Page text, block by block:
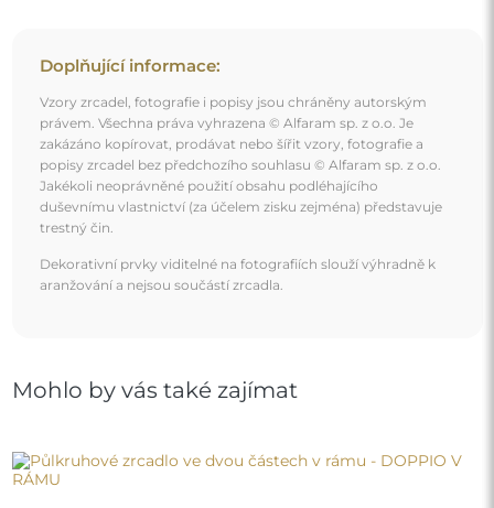
Doplňující informace:
Vzory zrcadel, fotografie i popisy jsou chráněny autorským
právem. Všechna práva vyhrazena © Alfaram sp. z o.o. Je
zakázáno kopírovat, prodávat nebo šířit vzory, fotografie a
popisy zrcadel bez předchozího souhlasu © Alfaram sp. z o.o.
Jakékoli neoprávněné použití obsahu podléhajícího
duševnímu vlastnictví (za účelem zisku zejména) představuje
trestný čin.
Dekorativní prvky viditelné na fotografiích slouží výhradně k
aranžování a nejsou součástí zrcadla.
Mohlo by vás také zajímat